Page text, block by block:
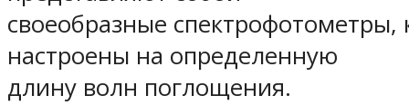
своеобразные спектрофотометры,
настроены на определенную
длину волн поглощения.